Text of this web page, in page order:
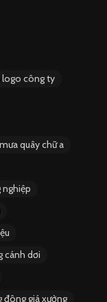
logo công ty
quây chữ a
cánh dơi
đông giá xưởng